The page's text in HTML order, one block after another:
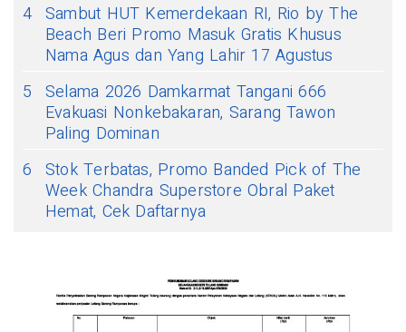
4 Sambut HUT Kemerdekaan RI, Rio by The
Beach Beri Promo Masuk Gratis Khusus
Nama Agus dan Yang Lahir 17 Agustus
5 Selama 2026 Damkarmat Tangani 666
Evakuasi Nonkebakaran, Sarang Tawon
Paling Dominan
6 Stok Terbatas, Promo Banded Pick of The
Week Chandra Superstore Obral Paket
Hemat, Cek Daftarnya